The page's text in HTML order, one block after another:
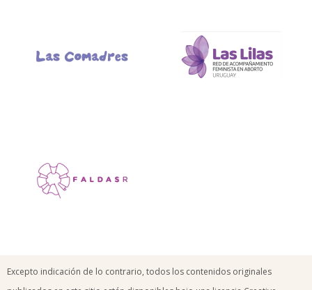
Excepto indicación de lo contrario, todos los contenidos originales